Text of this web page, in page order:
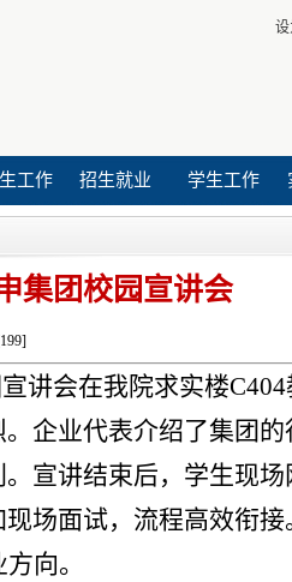
设
工作 招生就业 学生工作
集团校园宣讲会
199]
讲会在我院求实楼
企业代表介绍了集团的
宣讲结束后，学生现
场面试，流程高效衔
向。